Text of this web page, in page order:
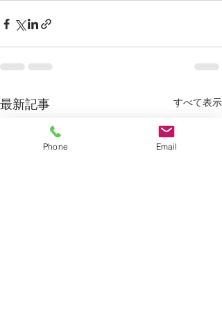
最新記事 すべて表示
Phone Email